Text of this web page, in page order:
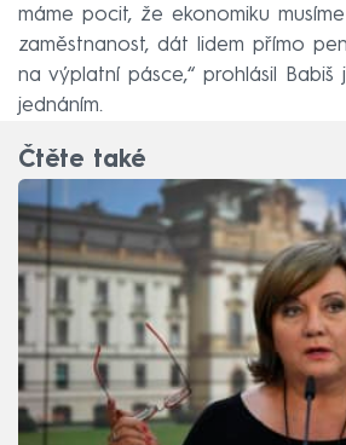
máme pocit, že ekonomiku
zaměstnanost, dát lidem přímo
na výplatní pásce,“ prohlásil Babiš
jednáním.
Čtěte také